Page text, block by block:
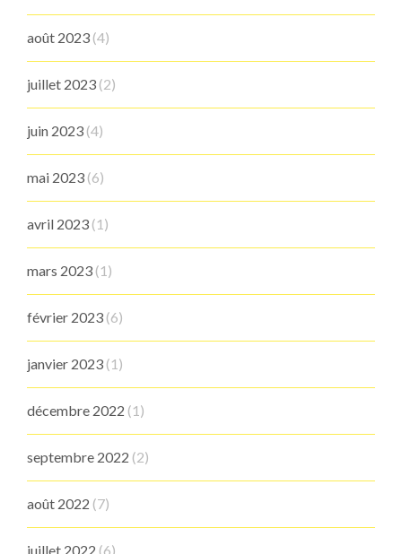
août 2023 (4)
juillet 2023 (2)
juin 2023 (4)
mai 2023 (6)
avril 2023 (1)
mars 2023 (1)
février 2023 (6)
janvier 2023 (1)
décembre 2022 (1)
septembre 2022 (2)
août 2022 (7)
juillet 2022 (6)